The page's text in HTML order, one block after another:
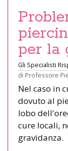
per la
Gli Specialisti
di Professore
Nel caso in
dovuto al
lobo
cure locali,
gravidanza.